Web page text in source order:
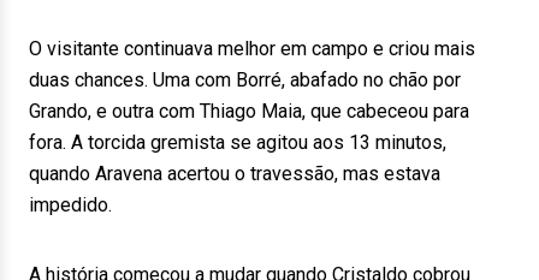
O visitante continuava melhor em campo e criou mais
duas chances. Uma com Borré, abafado no chão por
Grando, e outra com Thiago Maia, que cabeceou para
fora. A torcida gremista se agitou aos 13 minutos,
quando Aravena acertou o travessão, mas estava
impedido.
A história começou a mudar quando Cristaldo cobrou